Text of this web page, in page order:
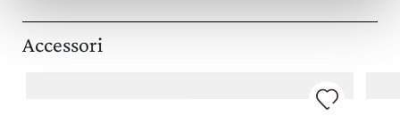
Accessori